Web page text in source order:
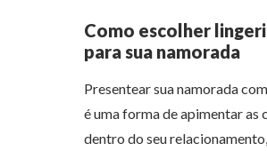
Como escolher
para sua namorada
Presentear sua namorada
é uma forma de apimentar as
dentro do seu